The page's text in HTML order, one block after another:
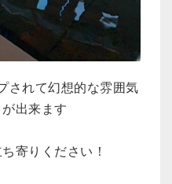
されて幻想的な雰囲気
出来ます
寄りください！